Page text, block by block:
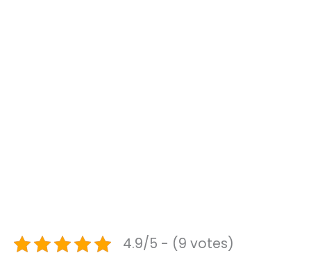
4.9/5 - (9 votes)